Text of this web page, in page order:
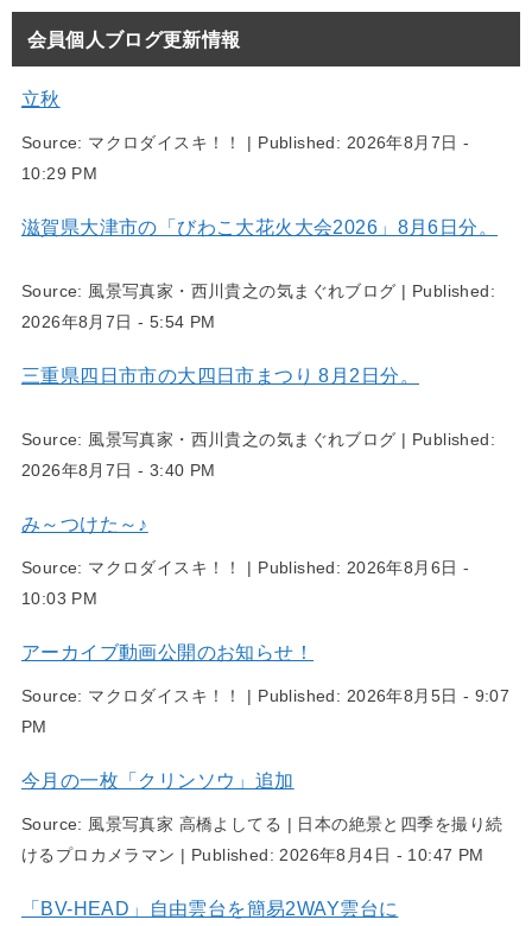
会員個人ブログ更新情報
立秋
Source: マクロダイスキ！！ | Published: 2026年8月7日 -
10:29 PM
滋賀県大津市の「びわこ大花火大会2026」8月6日分。
Source: 風景写真家・西川貴之の気まぐれブログ | Published:
2026年8月7日 - 5:54 PM
三重県四日市市の大四日市まつり 8月2日分。
Source: 風景写真家・西川貴之の気まぐれブログ | Published:
2026年8月7日 - 3:40 PM
み～つけた～♪
Source: マクロダイスキ！！ | Published: 2026年8月6日 -
10:03 PM
アーカイブ動画公開のお知らせ！
Source: マクロダイスキ！！ | Published: 2026年8月5日 - 9:07
PM
今月の一枚「クリンソウ」追加
Source: 風景写真家 高橋よしてる | 日本の絶景と四季を撮り続
けるプロカメラマン | Published:2026年8月4日 - 10:47 PM
「BV-HEAD」自由雲台を簡易2WAY雲台に